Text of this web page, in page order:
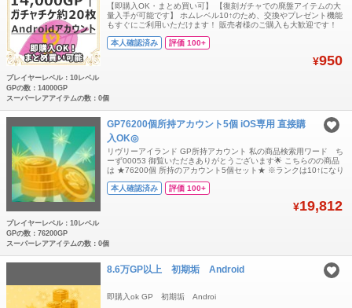
【即購入OK・まとめ買い可】 【復刻ガチャでの廃盤アイテムの大
量入手が可能です】 ホムレベル10↑のため、交換やプレゼント機能
もすぐにご利用いただけます！ 販売者様のご購入も大歓迎です！
て、ご希望のアカウント数をお伝えください】 【内容】 ・Android
本人確認済み 評価 100+
¥950
プレイヤーレベル：10レベル
GPの数：14000GP
スーパーレアアイテムの数：0個
GP76200個所持アカウント5個 iOS専用 直接購
入OK◎
リヴリーアイランド GP所持アカウント 私の商品検索用ワード ち
ーず00053 御覧いただきありがとうございます🌟 こちらのの商品
は ★76200個 所持のアカウント5個セット★ ※ランクは10↑になり
一部受け取り出来るものは既に受け取り済になります ★チート行為
本人確認済み 評価 100+
¥19,812
プレイヤーレベル：10レベル
GPの数：76200GP
スーパーレアアイテムの数：0個
8.6万GP以上 初期垢 Android
即購入ok GP 初期垢 Androi